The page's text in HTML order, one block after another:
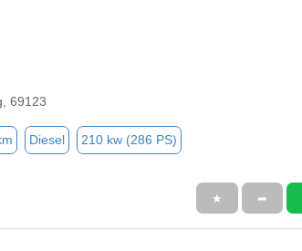
69123
Diesel 210 kw (286 PS)
★ ➦